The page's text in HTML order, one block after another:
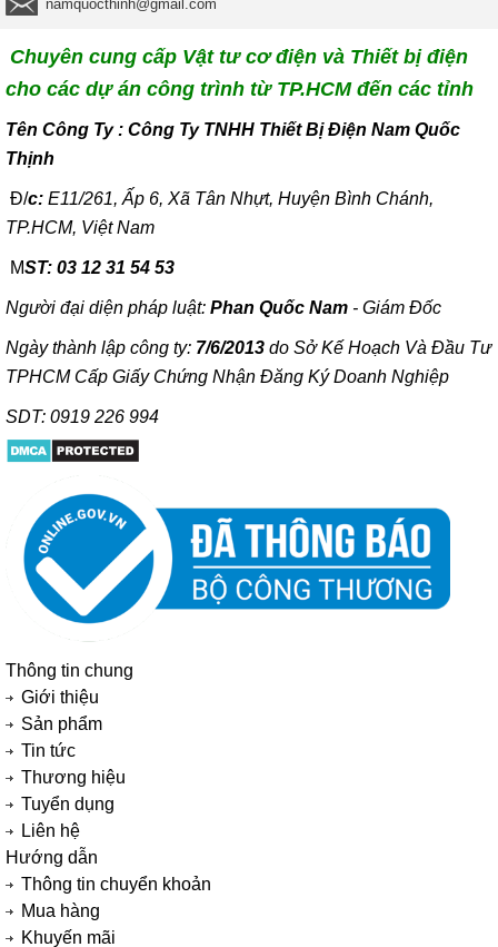
namquocthinh@gmail.com
Chuyên cung cấp Vật tư cơ điện và Thiết bị điện
cho các dự án công trình từ TP.HCM đến các tỉnh
Tên Công Ty : Công Ty TNHH Thiết Bị Điện Nam Quốc
Thịnh
Đ/c: E11/261, Ấp 6, Xã Tân Nhựt, Huyện Bình Chánh,
TP.HCM, Việt Nam
MST: 03 12 31 54 53
Người đại diện pháp luật: Phan Quốc Nam - Giám Đốc
Ngày thành lập công ty: 7/6/2013 do Sở Kế Hoạch Và Đầu Tư
TPHCM Cấp Giấy Chứng Nhận Đăng Ký Doanh Nghiệp
SDT: 0919 226 994
Thông tin chung
Giới thiệu
Sản phẩm
Tin tức
Thương hiệu
Tuyển dụng
Liên hệ
Hướng dẫn
Thông tin chuyển khoản
Mua hàng
Khuyến mãi